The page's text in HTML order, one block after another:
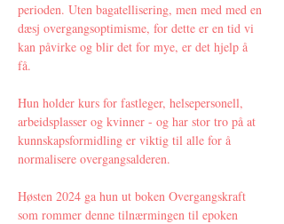
perioden. Uten bagatellisering, men med med en
dæsj overgangsoptimisme, for dette er en tid vi
kan påvirke og blir det for mye, er det hjelp å
få.
Hun holder kurs for fastleger, helsepersonell,
arbeidsplasser og kvinner - og har stor tro på at
kunnskapsformidling er viktig til alle for å
normalisere overgangsalderen.
Høsten 2024 ga hun ut boken Overgangskraft
som rommer denne tilnærmingen til epoken